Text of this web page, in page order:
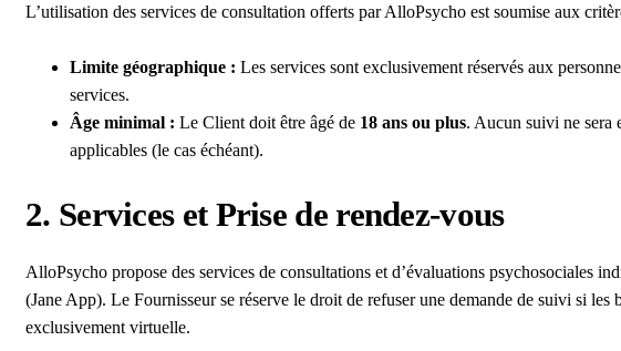
L’utilisation des services de consultation offerts par AlloPsycho est soumise aux
Limite géographique : Les services sont exclusivement réservés aux
services.
Âge minimal : Le Client doit être âgé de 18 ans ou plus. Aucun suivi ne sera
applicables (le cas échéant).
2. Services et Prise de rendez-vous
AlloPsycho propose des services de consultations et d’évaluations psychosociales
(Jane App). Le Fournisseur se réserve le droit de refuser une demande de suivi si
exclusivement virtuelle.